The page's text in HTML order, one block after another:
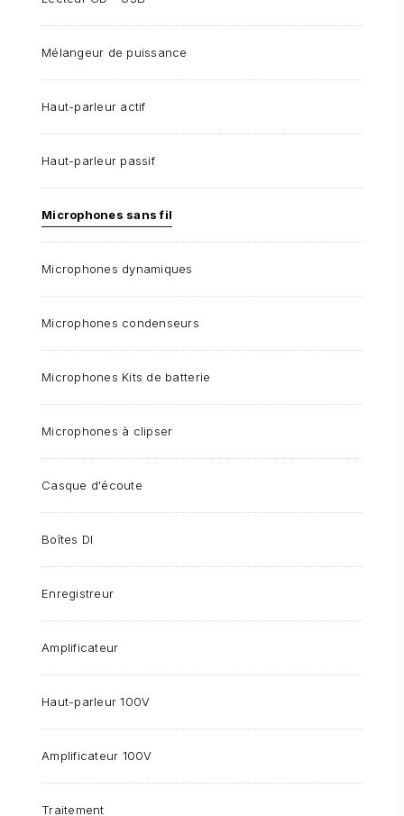
Mélangeur de puissance
Haut-parleur actif
Haut-parleur passif
Microphones sans fil
Microphones dynamiques
Microphones condenseurs
Microphones Kits de batterie
Microphones à clipser
Casque d'écoute
Boîtes DI
Enregistreur
Amplificateur
Haut-parleur 100V
Amplificateur 100V
Traitement